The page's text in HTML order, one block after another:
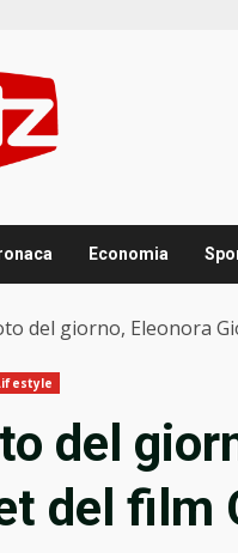
Economia
del giorno, Eleonora
del
del film